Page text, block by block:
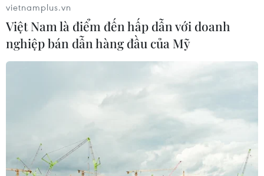
vietnamplus.vn
Việt Nam là điểm đến hấp dẫn với doanh
nghiệp bán dẫn hàng đầu của Mỹ